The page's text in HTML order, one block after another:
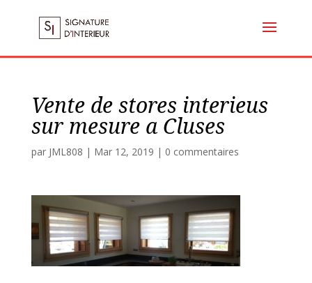
Vente de stores interieus
sur mesure a Cluses
par JML808 | Mar 12, 2019 | 0 commentaires